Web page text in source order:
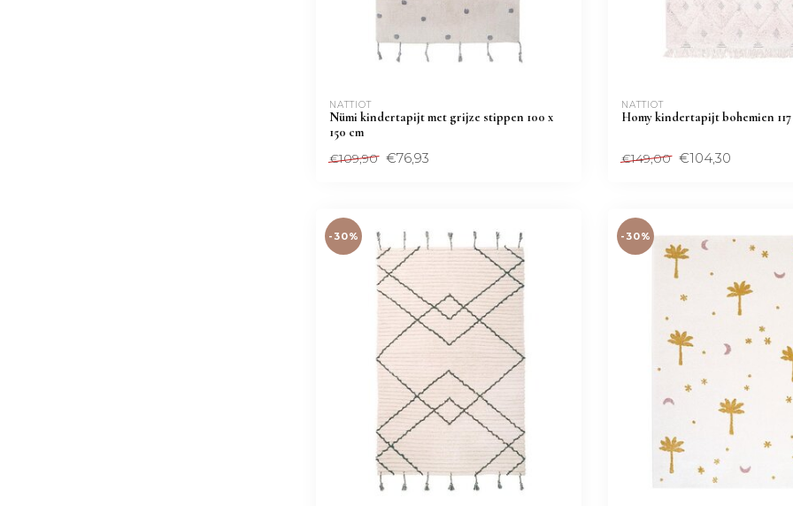
NATTIOT
Nümi kindertapijt met grijze stippen 100 x
150 cm
€109,90 €76,93
NATTIOT
Homy kindertapijt bohemien 117
€149,00 €104,30
-30% -30%